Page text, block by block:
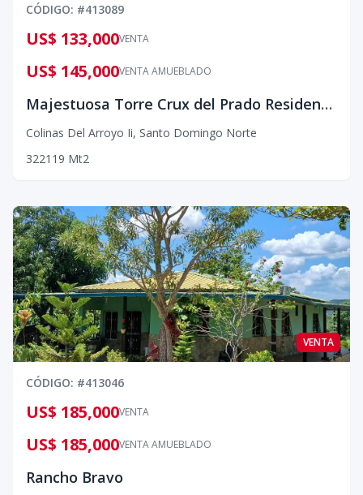
CÓDIGO: #413089
VENTA
US$ 133,000
VENTA AMUEBLADO
US$ 145,000
Majestuosa Torre Crux del Prado Residences
Colinas Del Arroyo Ii, Santo Domingo Norte
322119 Mt2
VENTA
CÓDIGO: #413046
VENTA
US$ 185,000
VENTA AMUEBLADO
US$ 185,000
Rancho Bravo